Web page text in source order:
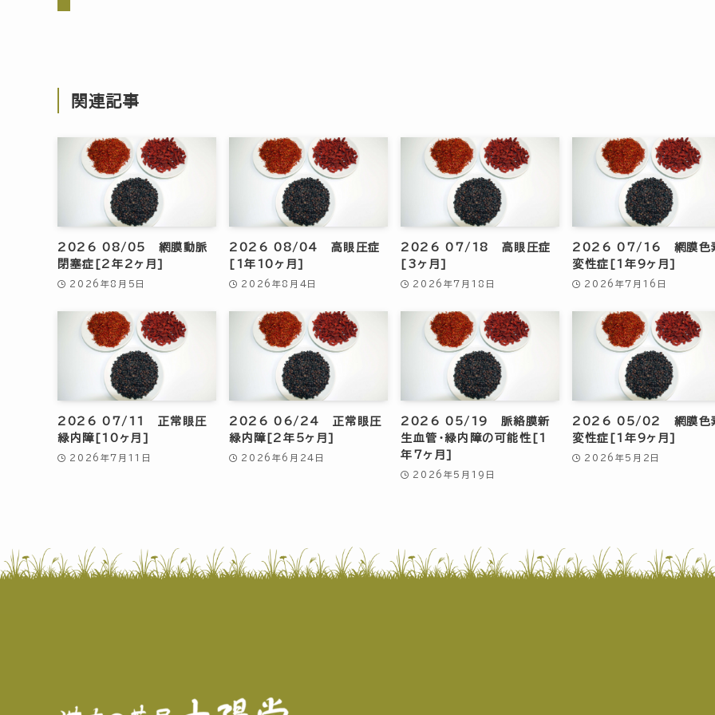
関連記事
2026 08/05 網膜動脈
閉塞症[2年2ヶ月]
2026年8月5日
2026 08/04 高眼圧症
[1年10ヶ月]
2026年8月4日
2026 07/18 高眼圧症
[3ヶ月]
2026年7月18日
2026 07/16 網膜色
変性症[1年9ヶ月]
2026年7月16日
2026 07/11 正常眼圧
緑内障[10ヶ月]
2026年7月11日
2026 06/24 正常眼圧
緑内障[2年5ヶ月]
2026年6月24日
2026 05/19 脈絡膜新
生血管・緑内障の可能性[1
年7ヶ月]
2026年5月19日
2026 05/02 網膜色
変性症[1年9ヶ月]
2026年5月2日